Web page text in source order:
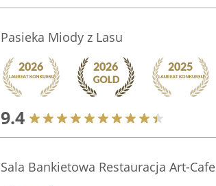
Pasieka Miody z Lasu
9.4
Sala Bankietowa Restauracja Art-Cafe